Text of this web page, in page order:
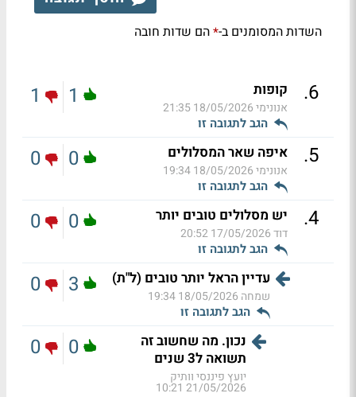
השדות המסומנים ב-*הם שדות חובה
6
. קופות
אנונימי18/05/2026 21:35
הגב לתגובה זו
1
1
5
. איפה שאר המסלולים
אנונימי18/05/2026 19:34
הגב לתגובה זו
0
0
4
. יש מסלולים טובים יותר
דוד17/05/2026 20:52
הגב לתגובה זו
0
0
עדיין הראל יותר טובים (ל"ת)
שמחה 18/05/2026 19:34
הגב לתגובה זו
3
0
נכון. מה שחשוב זה
תשואה ל3 שנים
יועץ פיננסי וותיק
21/05/2026 10:21
0
0